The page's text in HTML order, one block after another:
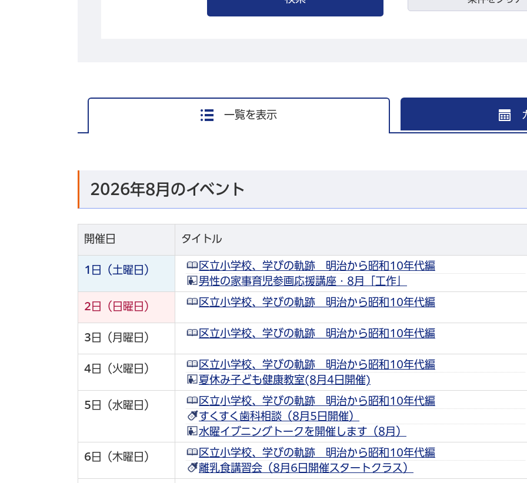
一覧を表示
2026年8月のイベント
開催日 タイトル
1 日（土曜日）
区立小学校、学びの軌跡 明治から昭和10年代編
男性の家事育児参画応援講座・8月「工作」
2 日（日曜日） 区立小学校、学びの軌跡 明治から昭和10年代編
3 日（月曜日） 区立小学校、学びの軌跡 明治から昭和10年代編
4日（火曜日）
区立小学校、学びの軌跡 明治から昭和10年代編
夏休み子ども健康教室(8月4日開催)
5 日（水曜日）
区立小学校、学びの軌跡 明治から昭和10年代編
すくすく歯科相談（8月5日開催）
水曜イブニングトークを開催します（8月）
6日（木曜日）
区立小学校、学びの軌跡 明治から昭和10年代編
離乳食講習会（8月6日開催スタートクラス）